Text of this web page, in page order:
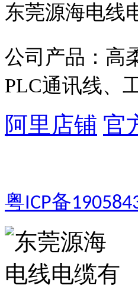
东莞源海电线
公司产品：高
PLC通讯线、
阿里店铺 官
粤ICP备